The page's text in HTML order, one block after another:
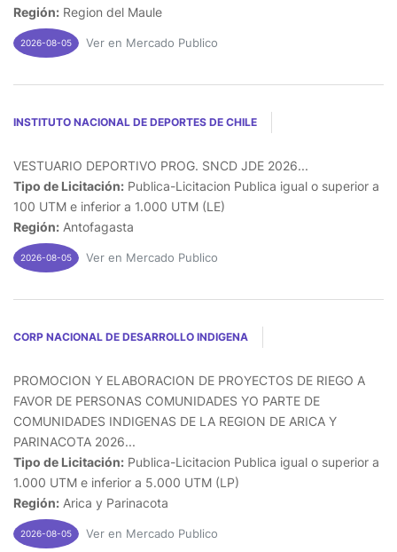
Región: Region del Maule
2026-08-05 Ver en Mercado Publico
INSTITUTO NACIONAL DE DEPORTES DE CHILE
VESTUARIO DEPORTIVO PROG. SNCD JDE 2026...
Tipo de Licitación: Publica-Licitacion Publica igual o superior a
100 UTM e inferior a 1.000 UTM (LE)
Región: Antofagasta
2026-08-05 Ver en Mercado Publico
CORP NACIONAL DE DESARROLLO INDIGENA
PROMOCION Y ELABORACION DE PROYECTOS DE RIEGO A
FAVOR DE PERSONAS COMUNIDADES YO PARTE DE
COMUNIDADES INDIGENAS DE LA REGION DE ARICA Y
PARINACOTA 2026...
Tipo de Licitación: Publica-Licitacion Publica igual o superior a
1.000 UTM e inferior a 5.000 UTM (LP)
Región: Arica y Parinacota
2026-08-05 Ver en Mercado Publico